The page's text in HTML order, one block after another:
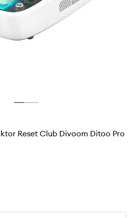
Reset Club Divoom Ditoo Pro